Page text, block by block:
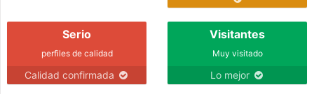
Serio
perfiles de calidad
Calidad confirmada
Visitantes
Muy visitado
Lo mejor